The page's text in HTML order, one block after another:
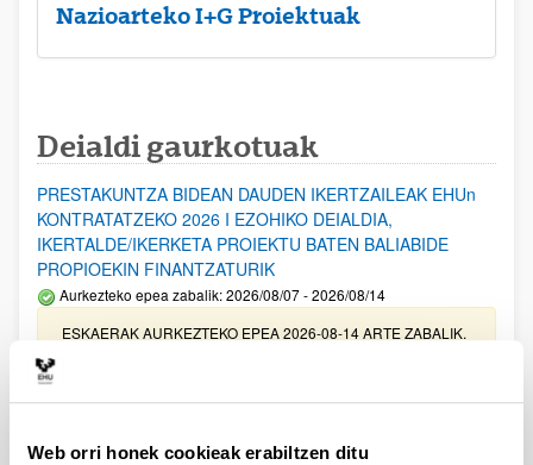
Web orri honek cookieak erabiltzen ditu
Nazioarteko I+G Proiektuak
Deialdi gaurkotuak
PRESTAKUNTZA BIDEAN DAUDEN IKERTZAILEAK EHUn
KONTRATATZEKO 2026 I EZOHIKO DEIALDIA,
IKERTALDE/IKERKETA PROIEKTU BATEN BALIABIDE
PROPIOEKIN FINANTZATURIK
Aurkezteko epea zabalik: 2026/08/07 - 2026/08/14
ESKAERAK AURKEZTEKO EPEA 2026-08-14 ARTE ZABALIK.
UPV/EHUn Azpiegitura Zientifikoa eta Funts Bibliografikoak